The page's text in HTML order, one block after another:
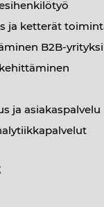
ja ketterät
B2B-
ja asiakaspalvelu